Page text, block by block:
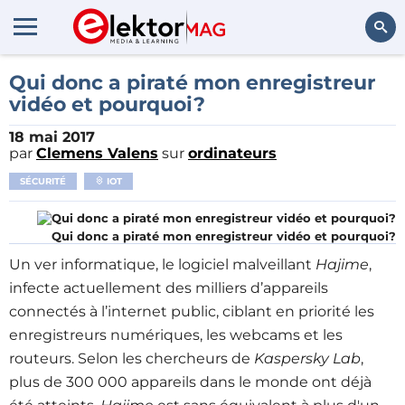
Rechercher
Qui donc a piraté mon enregistreur
vidéo et pourquoi?
18 mai 2017
par Clemens Valens sur ordinateurs
SÉCURITÉ IOT
Qui donc a piraté mon enregistreur vidéo et pourquoi?
Un ver informatique, le logiciel malveillant Hajime,
infecte actuellement des milliers d’appareils
connectés à l’internet public, ciblant en priorité les
enregistreurs numériques, les webcams et les
routeurs. Selon les chercheurs de Kaspersky Lab,
plus de 300 000 appareils dans le monde ont déjà